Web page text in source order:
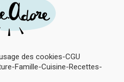
des cookies CGU
Famille Cuisine Recettes